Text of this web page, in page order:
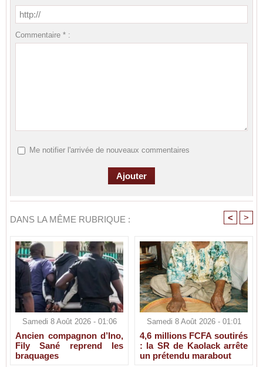
Commentaire * :
Me notifier l'arrivée de nouveaux commentaires
DANS LA MÊME RUBRIQUE : < >
Samedi 8 Août 2026 - 01:06
Ancien compagnon d’Ino,
Fily Sané reprend les
braquages
Samedi 8 Août 2026 - 01:01
4,6 millions FCFA soutirés
: la SR de Kaolack arrête
un prétendu marabout